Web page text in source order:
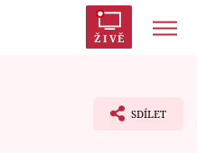
ŽIVĚ
SDÍLET